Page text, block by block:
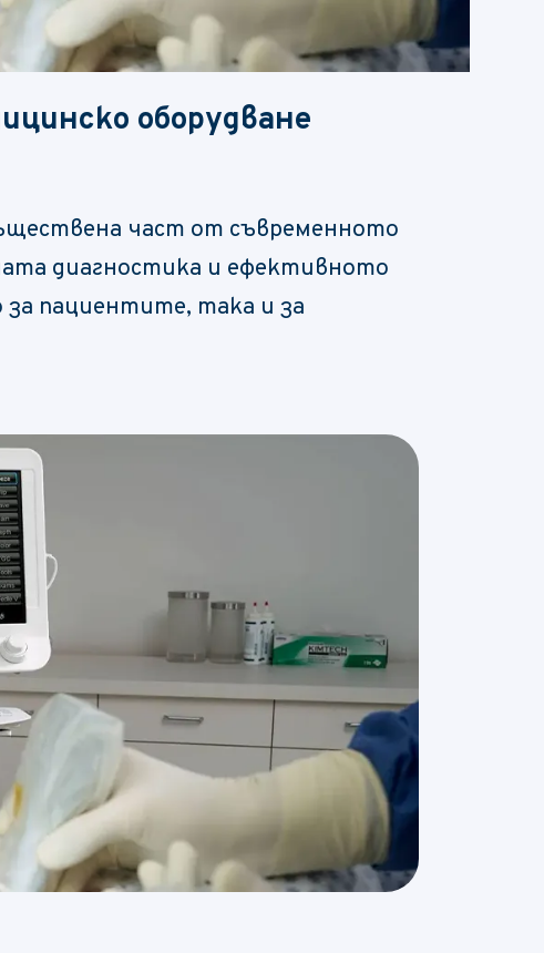
оборудване
част от съвременното
диагностика и ефективното
за пациентите, така и за